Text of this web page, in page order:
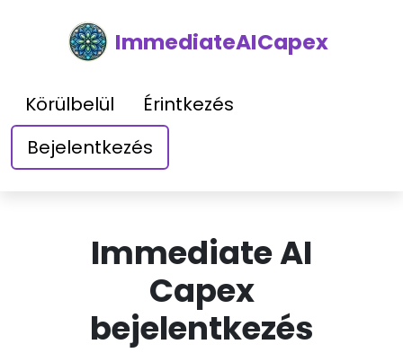
ImmediateAICapex
Körülbelül
Érintkezés
Bejelentkezés
Immediate AI
Capex
bejelentkezés